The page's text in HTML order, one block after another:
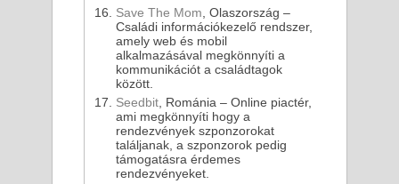
Save The Mom , Olaszország –
Családi információkezelő rendszer,
amely web és mobil
alkalmazásával megkönnyíti a
kommunikációt a családtagok
között.
Seedbit , Románia – Online piactér,
ami megkönnyíti hogy a
rendezvények szponzorokat
találjanak, a szponzorok pedig
támogatásra érdemes
rendezvényeket.